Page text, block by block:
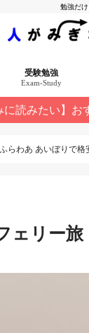
勉強だ
受験勉強
Exam-Study
に読みたい】
らわあ あいぼりで格
ェリー